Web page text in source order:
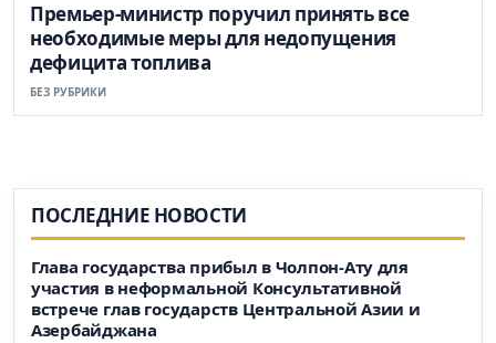
Премьер-министр поручил принять все
необходимые меры для недопущения
дефицита топлива
БЕЗ РУБРИКИ
ПОСЛЕДНИЕ НОВОСТИ
Глава государства прибыл в Чолпон-Ату для
участия в неформальной Консультативной
встрече глав государств Центральной Азии и
Азербайджана